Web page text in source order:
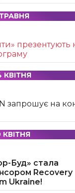
презентують
КВІТНЯ
запрошує на
КВІТНЯ
Буд» стала
Recovery
Ukraine!